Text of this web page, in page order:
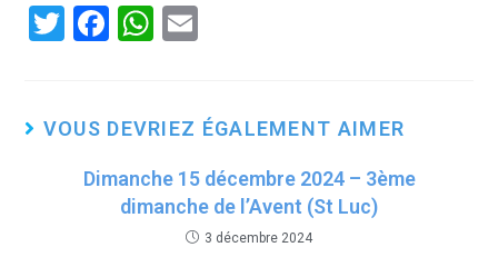
T
er
F
b
o
o
W
s
A
p
VOUS DEVRIEZ ÉGALEMENT AIMER
Dimanche 15 décembre 2024 – 3ème
dimanche de l’Avent (St Luc)
3 décembre 2024